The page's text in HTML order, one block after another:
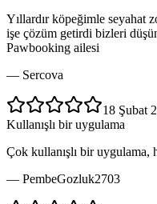
Yıllardır köpeğimle seyahat
işe çözüm getirdi bizleri
Pawbooking ailesi
— Sercova
18 Şubat
Kullanışlı bir uygulama
Çok kullanışlı bir uygulama,
— PembeGozluk2703